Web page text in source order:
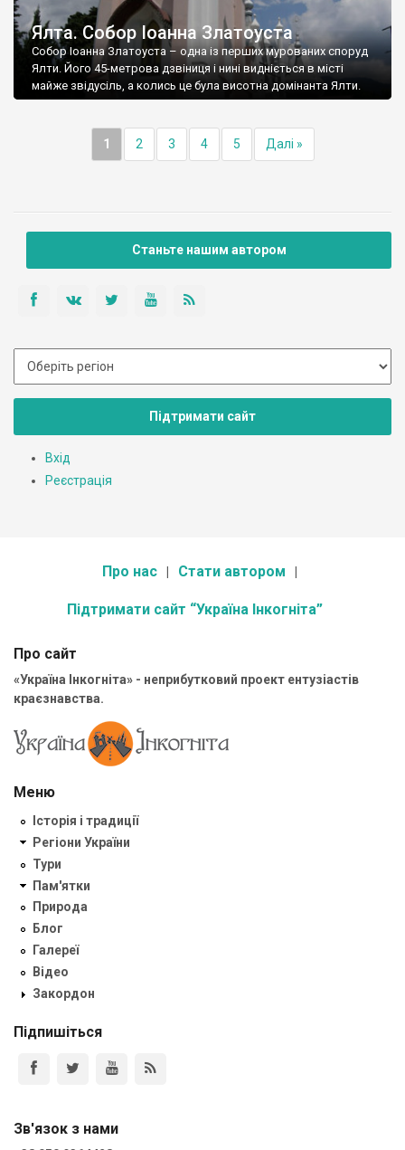
Ялта. Собор Іоанна Златоуста
Собор Іоанна Златоуста – одна із перших мурованих споруд
Ялти. Його 45-метрова дзвіниця і нині видніється в місті
майже звідусіль, а колись це була висотна домінанта Ялти.
1 2 3 4 5 Далі »
Станьте нашим автором
Підтримати сайт
Вхід
Реєстрація
Про нас Стати автором
Підтримати сайт “Україна Інкогніта”
Про сайт
«Україна Інкогніта» - неприбутковий проект ентузіастів
краєзнавства.
Меню
Історія і традиції
Регіони України
Тури
Пам'ятки
Природа
Блог
Галереї
Відео
Закордон
Підпишіться
Зв'язок з нами